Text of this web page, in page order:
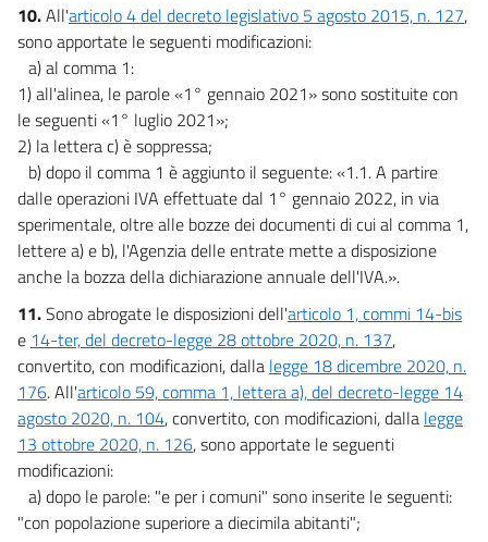
10.All'articolo 4 del decreto legislativo 5 agosto 2015, n. 127,
sono apportate le seguenti modificazioni:
a) al comma 1:
1) all'alinea, le parole «1° gennaio 2021» sono sostituite con
le seguenti «1° luglio 2021»;
2) la lettera c) è soppressa;
b) dopo il comma 1 è aggiunto il seguente: «1.1. A partire
dalle operazioni IVA effettuate dal 1° gennaio 2022, in via
sperimentale, oltre alle bozze dei documenti di cui al comma 1,
lettere a) e b), l'Agenzia delle entrate mette a disposizione
anche la bozza della dichiarazione annuale dell'IVA.».
11.Sono abrogate le disposizioni dell'articolo 1, commi 14-bis
e 14-ter, del decreto-legge 28 ottobre 2020, n. 137,
convertito, con modificazioni, dalla legge 18 dicembre 2020, n.
176. All'articolo 59, comma 1, lettera a), del decreto-legge 14
agosto 2020, n. 104, convertito, con modificazioni, dalla legge
13 ottobre 2020, n. 126, sono apportate le seguenti
modificazioni:
a) dopo le parole: "e per i comuni" sono inserite le seguenti:
"con popolazione superiore a diecimila abitanti";